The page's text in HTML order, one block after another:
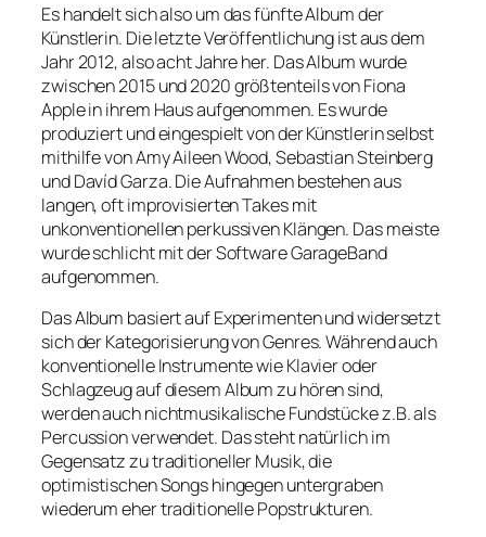
Es handelt sich also um das fünfte Album der
Künstlerin. Die letzte Veröffentlichung ist aus dem
Jahr 2012, also acht Jahre her. Das Album wurde
zwischen 2015 und 2020 größtenteils von Fiona
Apple in ihrem Haus aufgenommen. Es wurde
produziert und eingespielt von der Künstlerin selbst
mithilfe von Amy Aileen Wood, Sebastian Steinberg
und Davíd Garza. Die Aufnahmen bestehen aus
langen, oft improvisierten Takes mit
unkonventionellen perkussiven Klängen. Das meiste
wurde schlicht mit der Software GarageBand
aufgenommen.
Das Album basiert auf Experimenten und widersetzt
sich der Kategorisierung von Genres. Während auch
konventionelle Instrumente wie Klavier oder
Schlagzeug auf diesem Album zu hören sind,
werden auch nichtmusikalische Fundstücke z.B. als
Percussion verwendet. Das steht natürlich im
Gegensatz zu traditioneller Musik, die
optimistischen Songs hingegen untergraben
wiederum eher traditionelle Popstrukturen.